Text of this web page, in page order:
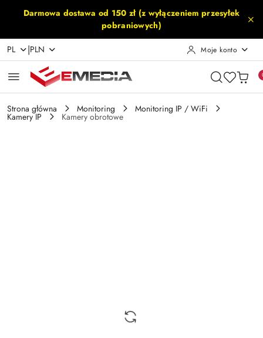
Przejdź do treści głównej
Przejdź do wyszukiwarki
Przejdź do moje konto
Przejdź do menu głównego
Przejdź do opisu produktu
Przejdź do stopki
Darmowa dostawa od 150 zł (z wyłączeniem przesyłek
pobraniowych)
PL |PLN Moje konto
Strona główna Monitoring Monitoring IP / WiFi
Kamery IP Kamery obrotowe